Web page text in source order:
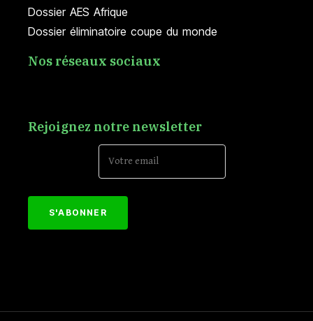
Dossier AES Afrique
Dossier éliminatoire coupe du monde
Nos réseaux sociaux
Rejoignez notre newsletter